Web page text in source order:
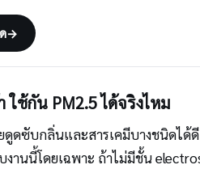
→
ช้กัน PM2.5 ได้จริงไหม
ซับกลิ่นและสารเคมีบางชนิดได้ดี
านนี้โดยเฉพาะ ถ้าไม่มีชั้น